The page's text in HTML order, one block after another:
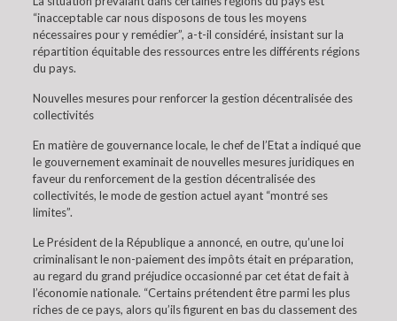
“inacceptable car nous disposons de tous les moyens
nécessaires pour y remédier”, a-t-il considéré, insistant sur la
répartition équitable des ressources entre les différents régions
du pays.
Nouvelles mesures pour renforcer la gestion décentralisée des
collectivités
En matière de gouvernance locale, le chef de l’Etat a indiqué que
le gouvernement examinait de nouvelles mesures juridiques en
faveur du renforcement de la gestion décentralisée des
collectivités, le mode de gestion actuel ayant “montré ses
limites”.
Le Président de la République a annoncé, en outre, qu’une loi
criminalisant le non-paiement des impôts était en préparation,
au regard du grand préjudice occasionné par cet état de fait à
l’économie nationale. “Certains prétendent être parmi les plus
riches de ce pays, alors qu’ils figurent en bas du classement des